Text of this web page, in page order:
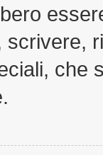
scrivere,
che